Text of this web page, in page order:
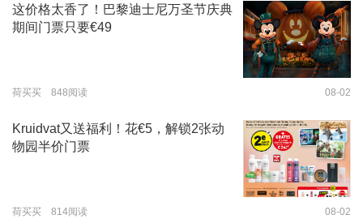
这价格太香了！巴黎迪士尼万圣节庆典
期间门票只要€49
荷买买 848阅读 08-02
Kruidvat又送福利！花€5，解锁2张动
物园半价门票
荷买买 814阅读 08-02